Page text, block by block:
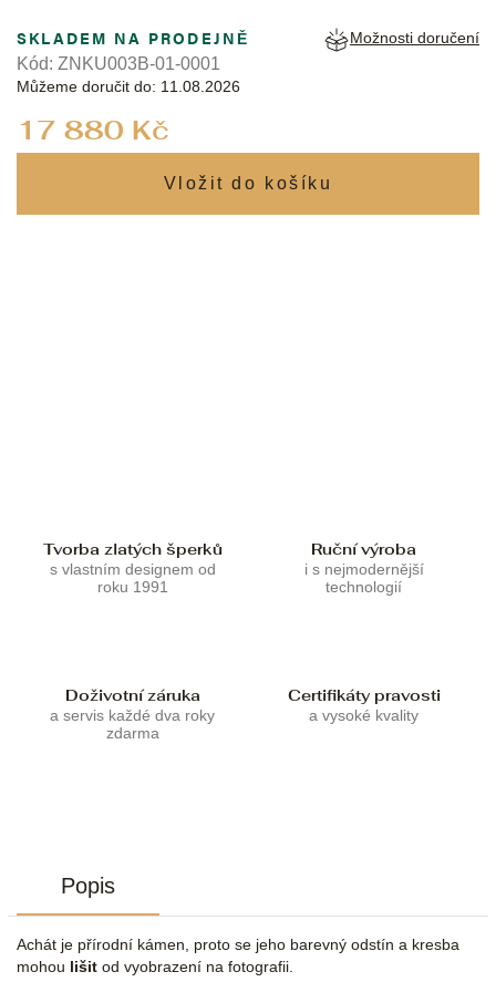
17 880 Kč
SKLADEM NA PRODEJNĚ
Můžeme doručit do: 11.08.2026
Možnosti doručení
Kód: ZNKU003B-01-0001
Tvorba zlatých šperků
s vlastním designem od
roku 1991
Ruční výroba
i s nejmodernější
technologií
Doživotní záruka
a servis každé dva roky
zdarma
Certifikáty pravosti
a vysoké kvality
Popis
Achát je přírodní kámen, proto se jeho barevný odstín a kresba
mohou lišit od vyobrazení na fotografii.